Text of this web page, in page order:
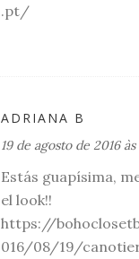
.pt/
ADRIANA B
19 de agosto de 2016
Estás guapísima,
el look!!
https://
016/08/19/